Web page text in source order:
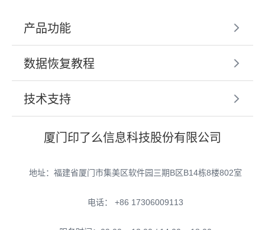
产品功能
数据恢复教程
技术支持
厦门印了么信息科技股份有限公司
地址：福建省厦门市集美区软件园三期B区B14栋8楼802室
电话： +86 17306009113